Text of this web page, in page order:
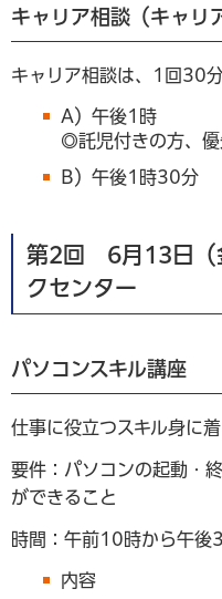
キャリア相談（キャリ
キャリア相談は、1回30分
A）午後1時
◎託児付きの方、優
B）午後1時30分
第2回 6月13日（
クセンター
パソコンスキル講座
仕事に役立つスキル身に着
要件：パソコンの起動・
ができること
時間：午前10時から午後
内容